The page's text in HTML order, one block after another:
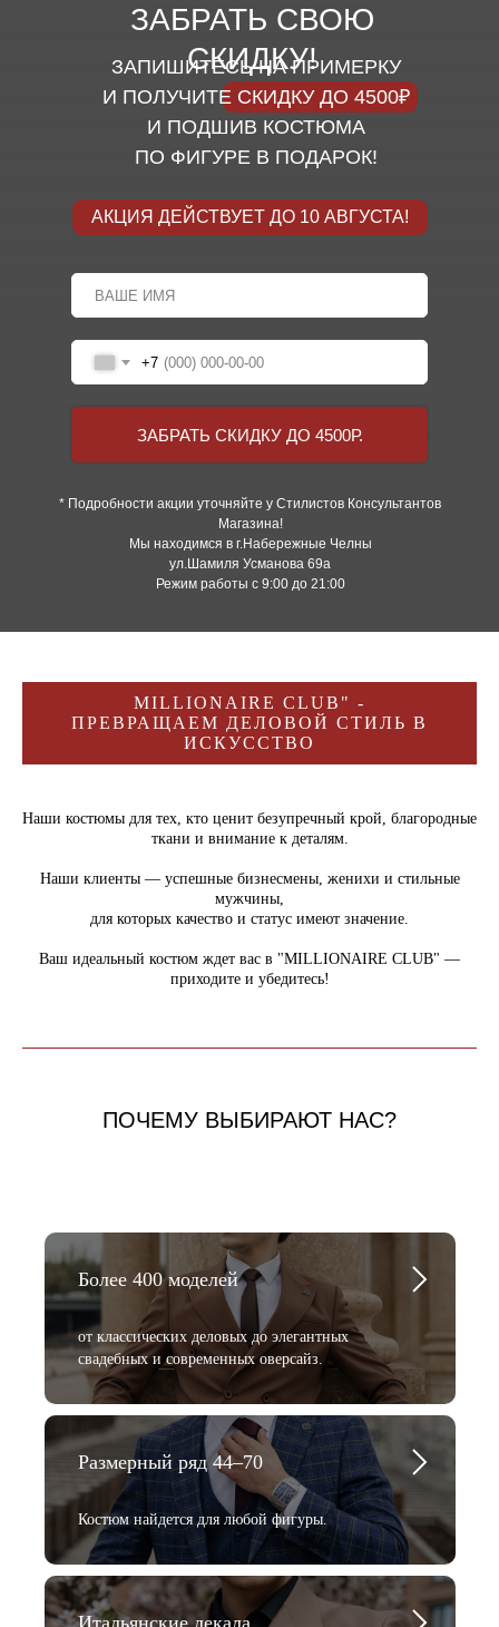
ЗАБРАТЬ СВОЮ
СКИДКУ!
ЗАПИШИТЕСЬ НА ПРИМЕРКУ
И ПОЛУЧИТЕ СКИДКУ ДО 4500₽
И ПОДШИВ КОСТЮМА
ПО ФИГУРЕ В ПОДАРОК!
АКЦИЯ ДЕЙСТВУЕТ ДО 10 АВГУСТА!
* Подробности акции уточняйте у Стилистов Консультантов
Магазина!
Мы находимся в г.Набережные Челны
ул.Шамиля Усманова 69а
Режим работы с 9:00 до 21:00
+7
ЗАБРАТЬ СКИДКУ ДО 4500Р.
MILLIONAIRE CLUB" -
ПРЕВРАЩАЕМ ДЕЛОВОЙ СТИЛЬ В
ИСКУССТВО
Наши костюмы для тех, кто ценит безупречный крой, благородные
ткани и внимание к деталям.
Наши клиенты — успешные бизнесмены, женихи и стильные
мужчины,
для которых качество и статус имеют значение.
Ваш идеальный костюм ждет вас в "MILLIONAIRE CLUB" —
приходите и убедитесь!
ПОЧЕМУ ВЫБИРАЮТ НАС?
Более 400 моделей
от классических деловых до элегантных
свадебных и современных оверсайз.
Размерный ряд 44–70
Костюм найдется для любой фигуры.